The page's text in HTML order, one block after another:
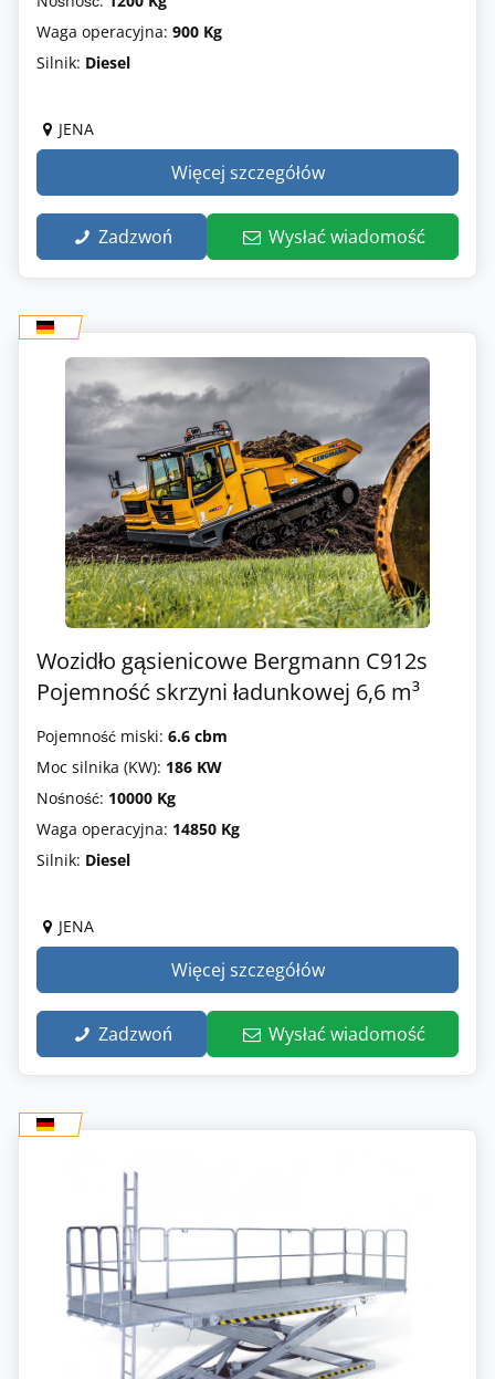
Waga operacyjna: 900 Kg
Silnik: Diesel
JENA
Więcej szczegółów
Zadzwoń Wysłać wiadomość
Wozidło gąsienicowe Bergmann C912s
Pojemność skrzyni ładunkowej 6,6 m³
Pojemność miski: 6.6 cbm
Moc silnika (KW): 186 KW
Nośność: 10000 Kg
Waga operacyjna: 14850 Kg
Silnik: Diesel
JENA
Więcej szczegółów
Zadzwoń Wysłać wiadomość